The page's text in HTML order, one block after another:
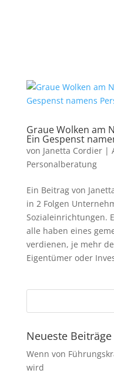
Graue Wolken am
Ein Gespenst
von Janetta Cordier|
Personalberatung
Ein Beitrag von
in 2 Folgen
Sozialeinrichtungen.
alle haben eines
verdienen, je mehr
Eigentümer oder
Neueste Beiträge
Wenn von
wird